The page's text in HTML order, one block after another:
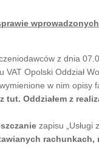
z dnia
Opolski Oddział
w nim opisy
Oddziałem z
zapisu „Usługi
rachunkach,